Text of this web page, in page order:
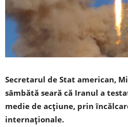
Secretarul de Stat american,
sâmbătă seară că Iranul a
medie de acţiune, prin
internaţionale.